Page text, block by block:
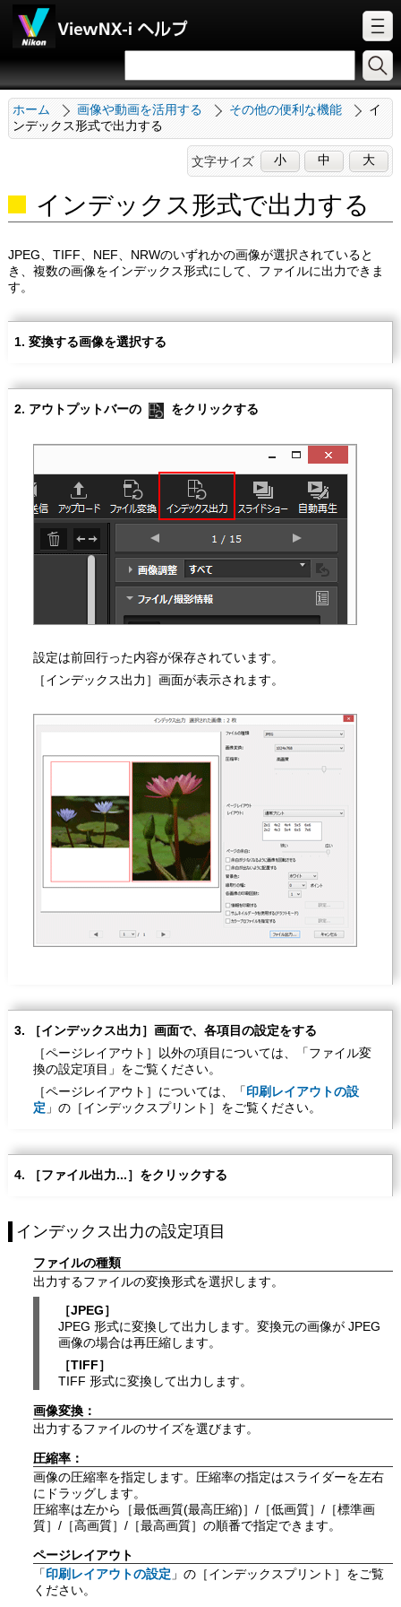
ホーム 画像や動画を活用する その他の便利な機能
イ
ンデックス形式で出力する
文字サイズ 小 中 大
インデックス形式で出力する
JPEG、TIFF、NEF、NRWのいずれかの画像が選択されていると
き、複数の画像をインデックス形式にして、ファイルに出力できま
す。
変換する画像を選択する
アウトプットバーの をクリックする
設定は前回行った内容が保存されています。
［インデックス出力 ］画面が表示されます。
［インデックス出力］画面で、各項目の設定をする
［ページレイアウト ］以外の項目については、「ファイル変
換の設定項目」をご覧ください。
［ページレイアウト ］については、「印刷レイアウトの設
定 」の［インデックスプリント ］をご覧ください。
［ファイル出力...］をクリックする
インデックス出力の設定項目
ファイルの種類
出力するファイルの変換形式を選択します。
［JPEG］
JPEG 形式に変換して出力します。変換元の画像が JPEG
画像の場合は再圧縮します。
［TIFF］
TIFF 形式に変換して出力します。
画像変換：
出力するファイルのサイズを選びます。
圧縮率：
画像の圧縮率を指定します。圧縮率の指定はスライダーを左右
にドラッグします。
圧縮率は左から［最低画質(最高圧縮)］/［低画質］/［標準画
質］/［高画質］/［最高画質］の順番で指定できます。
ページレイアウト
「印刷レイアウトの設定 」の［インデックスプリント ］をご覧
ください。